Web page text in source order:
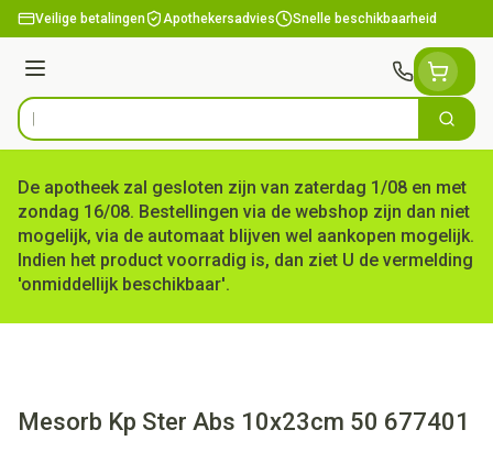
Ga naar de inhoud
Veilige betalingen Apothekersadvies Snelle beschikbaarheid
Menu
Product, merk, categorie... Zoek
De apotheek zal gesloten zijn van zaterdag 1/08 en met
zondag 16/08. Bestellingen via de webshop zijn dan niet
mogelijk, via de automaat blijven wel aankopen mogelijk.
Indien het product voorradig is, dan ziet U de vermelding
'onmiddellijk beschikbaar'.
Mesorb Kp Ster Abs 10x23cm 50 677401